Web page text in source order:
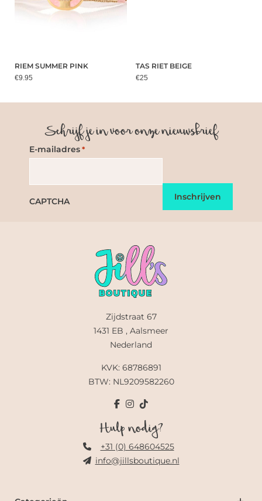
RIEM SUMMER PINK
€9.95
TAS RIET BEIGE
€25
Schrijf je in voor onze nieuwsbrief
E-mailadres *
CAPTCHA
Zijdstraat 67
1431 EB , Aalsmeer
Nederland
KVK: 68786891
BTW: NL9209582260
Hulp nodig?
+31 (0) 648604525
info@jillsboutique.nl